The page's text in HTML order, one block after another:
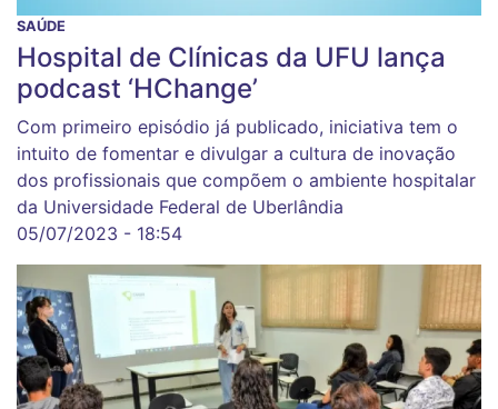
SAÚDE
Hospital de Clínicas da UFU lança
podcast ‘HChange’
Com primeiro episódio já publicado, iniciativa tem o
intuito de fomentar e divulgar a cultura de inovação
dos profissionais que compõem o ambiente hospitalar
da Universidade Federal de Uberlândia
05/07/2023 - 18:54